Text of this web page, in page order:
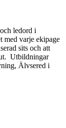
ledord i
med varje ekipage
sits och att
Utbildningar
Älvsered i